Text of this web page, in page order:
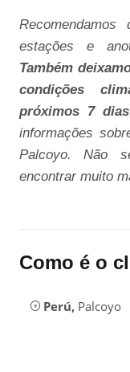
estações e
Também
condições
próximos 7 dias
informações
Palcoyo. Não
encontrar muito
Como é o
Perú, Palcoyo